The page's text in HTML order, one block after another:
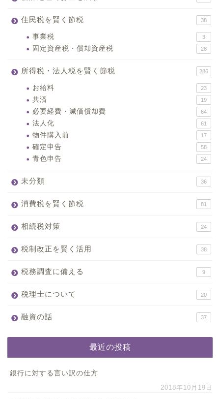
住民税を賢く節税 38
事業税 3
固定資産税・償却資産税 28
所得税・法人税を賢く節税 286
お給料 23
共済 19
必要経費・減価償却費 64
法人化 61
物件購入前 17
確定申告 58
青色申告 24
未分類 36
消費税を賢く節税 81
相続税対策 24
税制改正を賢く活用 38
税務調査に備える 9
税理士について 20
融資の話 37
最近の投稿
銀行に対する言い訳の仕方
2018年10月19日